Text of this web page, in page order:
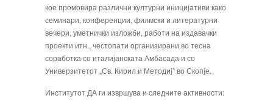
кое промовира различни културни иницијативи како
семинари, конференции, филмски и литературни
вечери, уметнички изложби, работи на издавачки
проекти итн., честопати организирани во тесна
соработка со италијанската Амбасада и со
Универзитетот „Св. Кирил и Методиј” во Скопје.
Институтот ДА ги извршува и следните активности: